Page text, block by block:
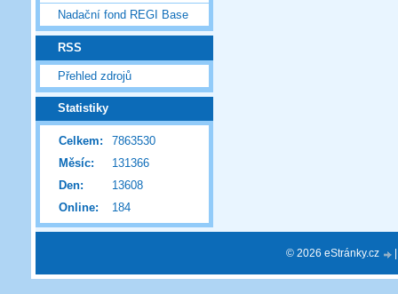
Nadační fond REGI Base
RSS
Přehled zdrojů
Statistiky
Online: 184
Celkem:
7863530
Měsíc:
131366
Den:
13608
© 2026 eStránky.cz